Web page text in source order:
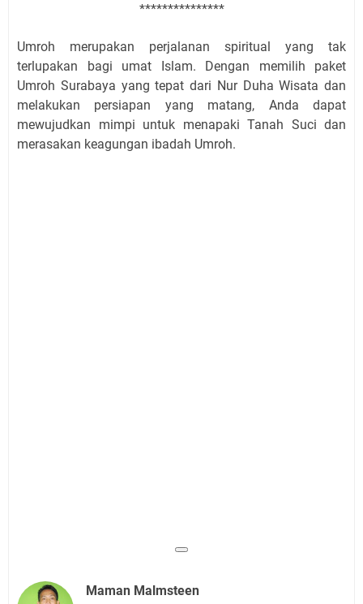
***************
Umroh merupakan perjalanan spiritual yang tak
terlupakan bagi umat Islam. Dengan memilih paket
Umroh Surabaya yang tepat dari Nur Duha Wisata dan
melakukan persiapan yang matang, Anda dapat
mewujudkan mimpi untuk menapaki Tanah Suci dan
merasakan keagungan ibadah Umroh.
Maman Malmsteen